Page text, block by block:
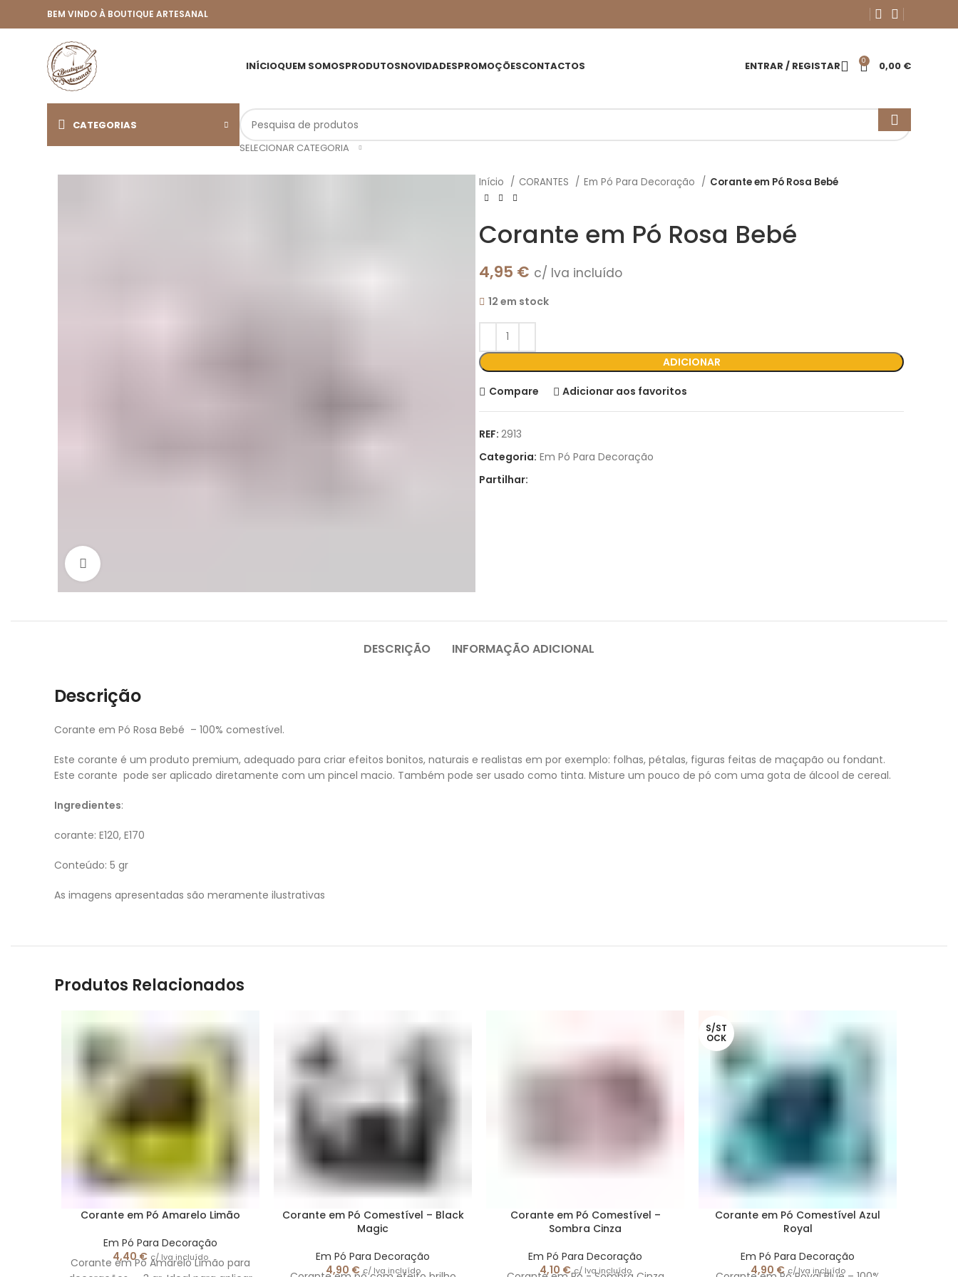
BEM VINDO À BOUTIQUE ARTESANAL
INÍCIOQUEM SOMOSPRODUTOSNOVIDADESPROMOÇÕESCONTACTOS ENTRAR / REGISTAR 0 0,00 €
CATEGORIAS
SELECIONAR CATEGORIA
Início CORANTES Em Pó Para Decoração Corante em Pó Rosa Bebé
Corante em Pó Rosa Bebé
4,95 € c/ Iva incluído
12 em stock
ADICIONAR
Compare Adicionar aos favoritos
REF: 2913
Categoria: Em Pó Para Decoração
Partilhar:
DESCRIÇÃO INFORMAÇÃO ADICIONAL
Descrição
Corante em Pó Rosa Bebé – 100% comestível.
Este corante é um produto premium, adequado para criar efeitos bonitos, naturais e realistas em por exemplo: folhas, pétalas, figuras feitas de maçapão ou fondant.
Este corante pode ser aplicado diretamente com um pincel macio. Também pode ser usado como tinta. Misture um pouco de pó com uma gota de álcool de cereal.
Ingredientes:
corante: E120, E170
Conteúdo: 5 gr
As imagens apresentadas são meramente ilustrativas
Produtos Relacionados
Corante em Pó Amarelo Limão
Em Pó Para Decoração
4,40€ c/ Iva incluído
Corante em Pó Amarelo Limão para
Corante em Pó Comestível – Black
Magic
Em Pó Para Decoração
4,90 € c/ Iva incluído
Corante em Pó Comestível –
Sombra Cinza
Em Pó Para Decoração
4,10 € c/ Iva incluído
S/ST
OCK
Corante em Pó Comestível Azul
Royal
Em Pó Para Decoração
4,90 € c/ Iva incluído